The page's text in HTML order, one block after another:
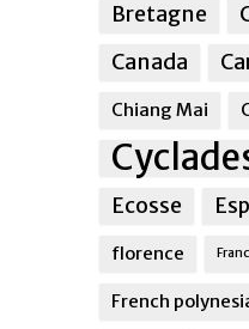
Bretagne
Canada
Chiang Mai
Ecosse
florence
French